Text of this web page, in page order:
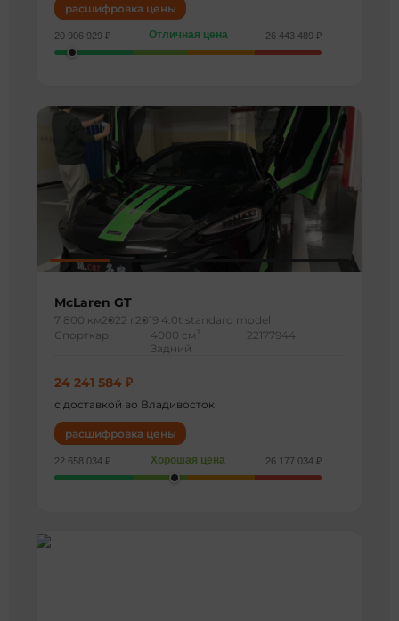
расшифровка цены
20 906 929 ₽ Отличная цена 26 443 489 ₽
McLaren GT
7 800 км2022 г 2019 4.0t standard model
Спорткар
4000 см 3
Задний
22177944
24 241 584 ₽
с доставкой во Владивосток
расшифровка цены
22 658 034 ₽ Хорошая цена 26 177 034 ₽